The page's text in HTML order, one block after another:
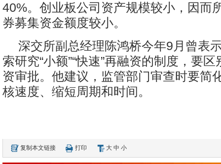
40%。创业板公司资产规模较小，因而
券募集资金额度较小。
深交所副总经理陈鸿桥今年9月曾表
索研究“小额”“快速”再融资的制度，要
资审批。他建议，监管部门审查时要简
核速度、缩短周期和时间。
复制本文链接 打印 大 中 小